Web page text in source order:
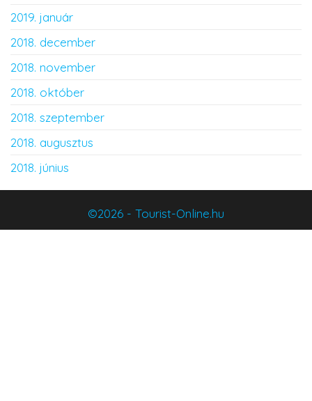
2019. január
2018. december
2018. november
2018. október
2018. szeptember
2018. augusztus
2018. június
©2026 - Tourist-Online.hu